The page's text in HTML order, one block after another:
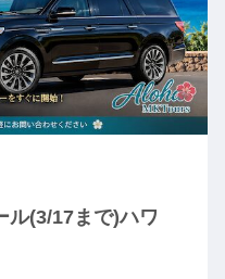
ル(3/17まで)ハワ